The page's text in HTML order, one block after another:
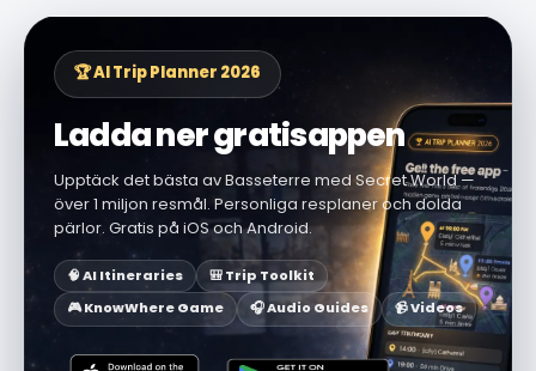
🏆 AI Trip Planner 2026
Ladda ner gratisappen
Upptäck det bästa av Basseterre med Secret World —
över 1 miljon resmål. Personliga resplaner och dolda
pärlor. Gratis på iOS och Android.
🧠 AI Itineraries
🎒 Trip Toolkit
🎮 KnowWhere Game
🎧 Audio Guides 📹 Videos